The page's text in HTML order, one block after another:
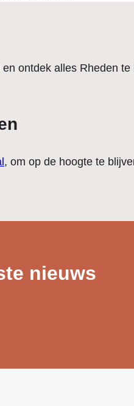
ontdek alles Rheden
, om op de hoogte te
nieuws